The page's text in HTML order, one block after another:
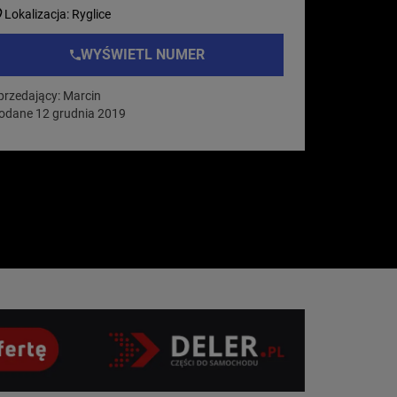
Lokalizacja: Ryglice
WYŚWIETL NUMER
Marcin
12 grudnia 2019